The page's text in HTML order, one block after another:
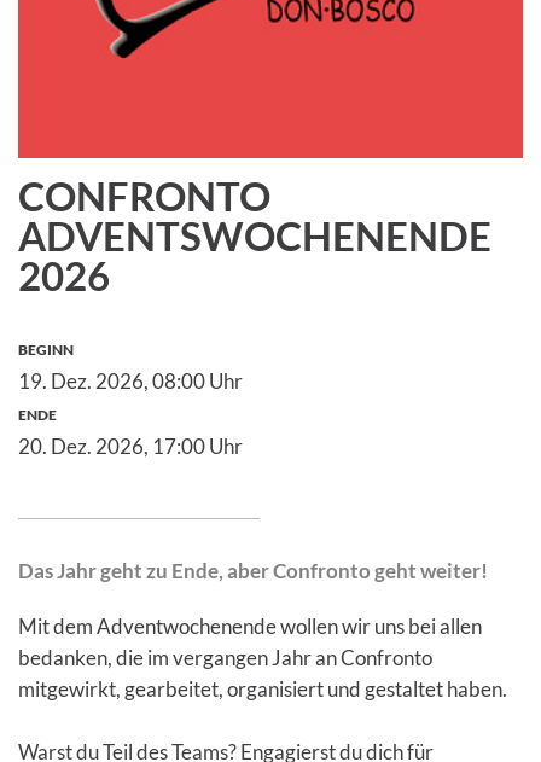
CONFRONTO
ADVENTSWOCHENENDE
2026
BEGINN
19. Dez. 2026, 08:00 Uhr
ENDE
20. Dez. 2026, 17:00 Uhr
Das Jahr geht zu Ende, aber Confronto geht weiter!
Mit dem Adventwochenende wollen wir uns bei allen
bedanken, die im vergangen Jahr an Confronto
mitgewirkt, gearbeitet, organisiert und gestaltet haben.
Warst du Teil des Teams? Engagierst du dich für